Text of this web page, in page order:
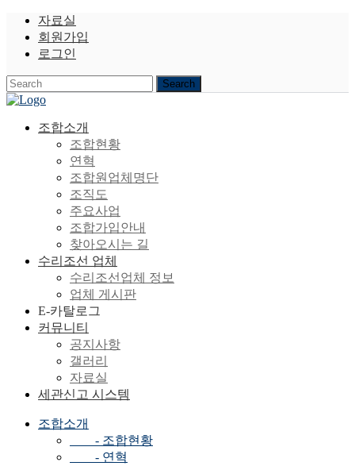
자료실
회원가입
로그인
조합소개
조합현황
연혁
조합원업체명단
조직도
주요사업
조합가입안내
찾아오시는 길
수리조선 업체
수리조선업체 정보
업체 게시판
E-카탈로그
커뮤니티
공지사항
갤러리
자료실
세관신고 시스템
조합소개
- 조합현황
- 연혁